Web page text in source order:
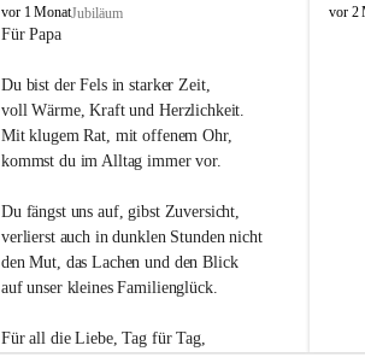
O
s
i
vor 1 MonatJubiläum
Für Papa
Du bist der Fels in starker Zeit,
voll Wärme, Kraft und Herzlichkeit.
Mit klugem Rat, mit offenem Ohr,
kommst du im Alltag immer vor.
Du fängst uns auf, gibst Zuversicht,
verlierst auch in dunklen Stunden nicht
den Mut, das Lachen und den Blick
auf unser kleines Familienglück.
Für all die Liebe, Tag für Tag,
O
vor 2